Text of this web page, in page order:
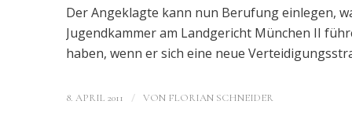
Der Angeklagte kann nun Berufung einlegen,
Jugendkammer am Landgericht München II
haben, wenn er sich eine neue
8. APRIL 2011 / VON FLORIAN SCHNEIDER